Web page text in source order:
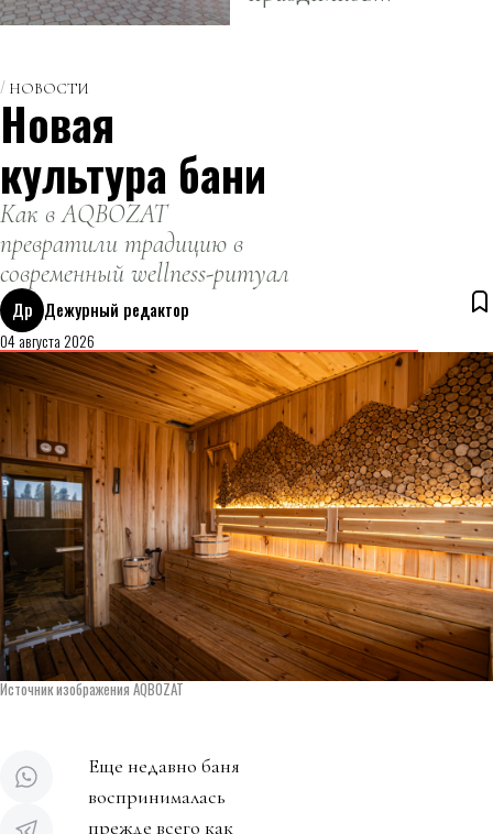
НОВОСТИ
Новая
культура бани
Как в AQBOZAT
превратили традицию в
современный wellness-ритуал
Др Дежурный редактор
04 августа 2026
Источник изображения AQBOZAT
Еще недавно баня
воспринималась
прежде всего как